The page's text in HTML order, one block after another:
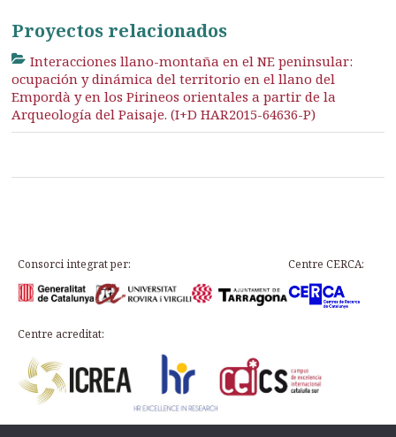
Proyectos relacionados
Interacciones llano-montaña en el NE peninsular:
ocupación y dinámica del territorio en el llano del
Empordà y en los Pirineos orientales a partir de la
Arqueología del Paisaje. (I+D HAR2015-64636-P)
Consorci integrat per: Centre CERCA:
Centre acreditat: